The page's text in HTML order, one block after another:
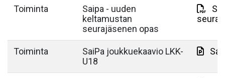
Toiminta
Saipa - uuden
keltamustan
seurajäsenen opas
Toiminta
SaiPa joukkuekaavio LKK-
U18